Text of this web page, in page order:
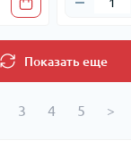
Показать еще
3 4 5 >